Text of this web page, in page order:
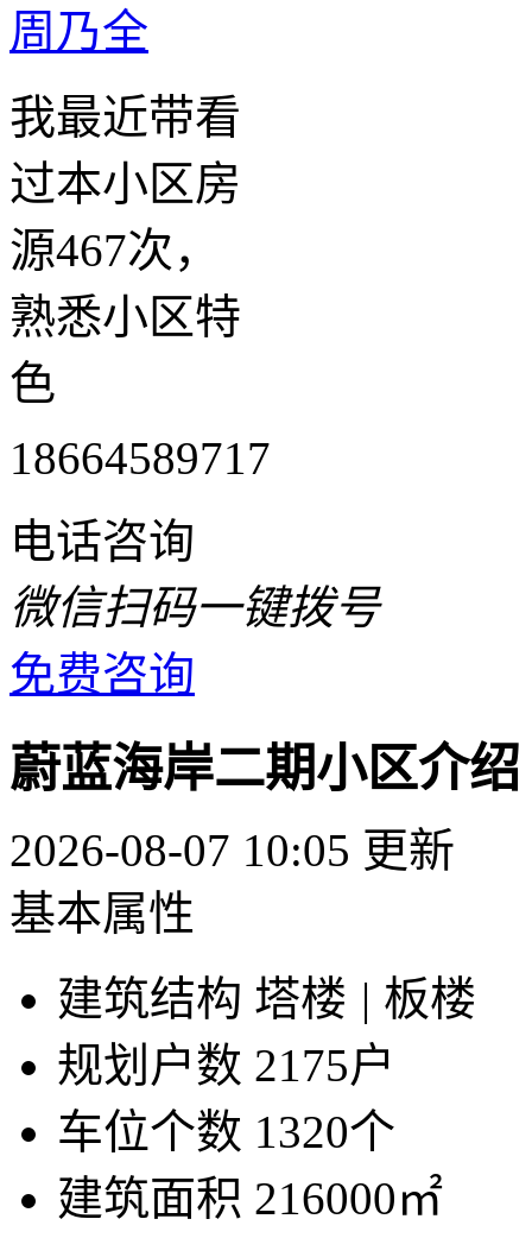
周乃全
我最近带看
过本小区房
源467次，
熟悉小区特
色
18664589717
电话咨询
微信扫码一键拨号
免费咨询
蔚蓝海岸二期小区介绍
2026-08-07 10:05 更新
基本属性
建筑结构 塔楼 | 板楼
规划户数 2175户
车位个数 1320个
建筑面积 216000㎡